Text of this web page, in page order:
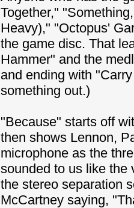
Together,"
Heavy)," "Octopus'
the game disc. That
Hammer" and the
and ending with
something out.)
"Because" starts off
then shows Lennon,
microphone as the
sounded to us like the
the stereo separation
McCartney saying,